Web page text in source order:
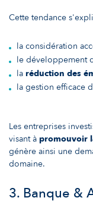
Cette tendance
la considération
le développement
la réduction des
la gestion efficace
Les entreprises
visant à promouvoir
génère ainsi une
domaine.
3. Banque &